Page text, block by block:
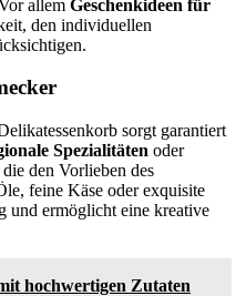
allem Geschenkideen für
den individuellen
sorgt garantiert
Spezialitäten oder
den Vorlieben des
feine Käse oder exquisite
und ermöglicht eine kreative
hochwertigen Zutaten